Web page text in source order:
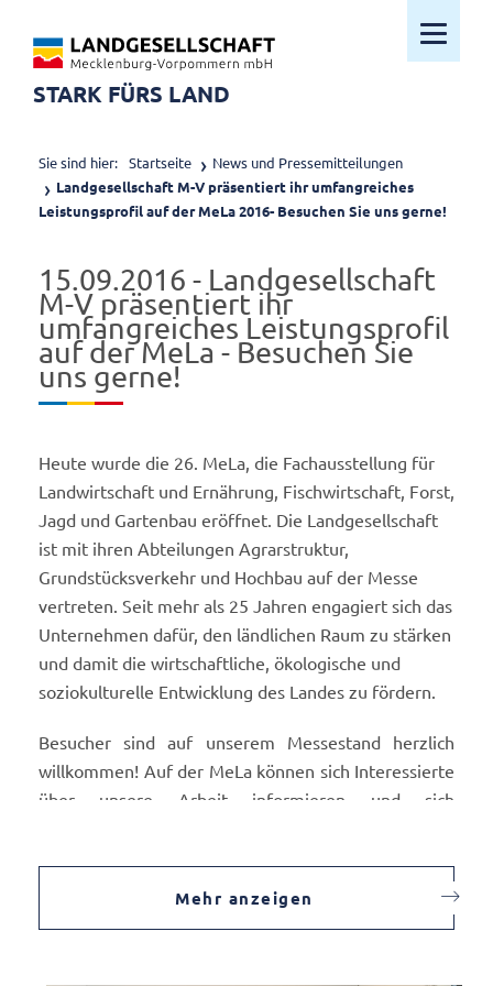
STARK FÜRS LAND
Mobiles
Sie sind hier: Startseite
News und Pressemitteilungen
Landgesellschaft M-V präsentiert ihr umfangreiches
Leistungsprofil auf der MeLa 2016- Besuchen Sie uns gerne!
15.09.2016 - Landgesellschaft
M-V präsentiert ihr
umfangreiches Leistungsprofil
auf der MeLa - Besuchen Sie
uns gerne!
Heute wurde die 26. MeLa, die Fachausstellung für
Landwirtschaft und Ernährung, Fischwirtschaft, Forst,
Jagd und Gartenbau eröffnet. Die Landgesellschaft
ist mit ihren Abteilungen Agrarstruktur,
Grundstücksverkehr und Hochbau auf der Messe
vertreten. Seit mehr als 25 Jahren engagiert sich das
Unternehmen dafür, den ländlichen Raum zu stärken
und damit die wirtschaftliche, ökologische und
soziokulturelle Entwicklung des Landes zu fördern.
Besucher sind auf unserem Messestand herzlich
willkommen! Auf der MeLa können sich Interessierte
über unsere Arbeit informieren und sich
Weiterhin stehen Fachleute zu dem komplexen
Mehr anzeigen